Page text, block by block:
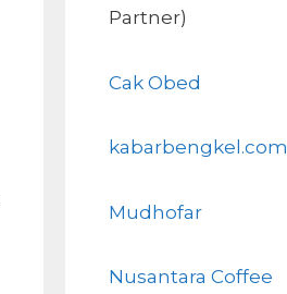
Partner)
Cak Obed
kabarbengkel.com
Mudhofar
Nusantara Coffee